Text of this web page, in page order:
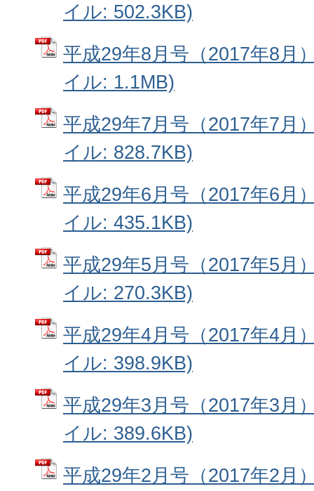
イル: 502.3KB)
平成29年8月号（2017年8月
イル: 1.1MB)
平成29年7月号（2017年7月
イル: 828.7KB)
平成29年6月号（2017年6月
イル: 435.1KB)
平成29年5月号（2017年5月
イル: 270.3KB)
平成29年4月号（2017年4月
イル: 398.9KB)
平成29年3月号（2017年3月
イル: 389.6KB)
平成29年2月号（2017年2月